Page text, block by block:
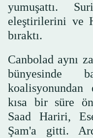
yumuşattı.
eleştirilerini ve
bıraktı.
Canbolad aynı
bünyesinde
koalisyonundan
kısa bir süre
Saad Hariri,
Şam'a gitti.